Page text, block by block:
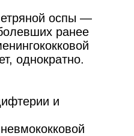
оспы —
ранее
однократно.
и